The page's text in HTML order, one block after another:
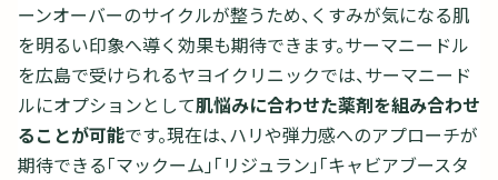
ーンオーバーのサイクルが整うため、くすみが気になる肌
を明るい印象へ導く効果も期待できます。サーマニードル
を広島で受けられるヤヨイクリニックでは、サーマニード
ルにオプションとして肌悩みに合わせた薬剤を組み合わせ
ることが可能です。現在は、ハリや弾力感へのアプローチが
期待できる「マックーム」「リジュラン」「キャビアブースタ